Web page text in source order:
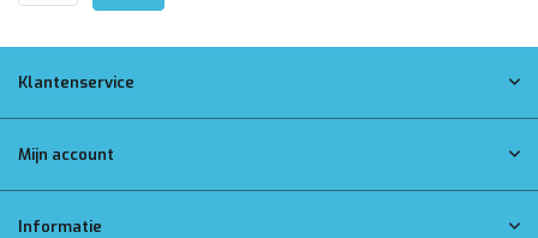
Klantenservice
Mijn account
Informatie